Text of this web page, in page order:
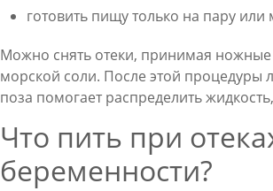
готовить пищу только на пару или
Можно снять отеки, принимая
морской соли. После этой процедуры
поза помогает распределить
Что пить при
беременности?